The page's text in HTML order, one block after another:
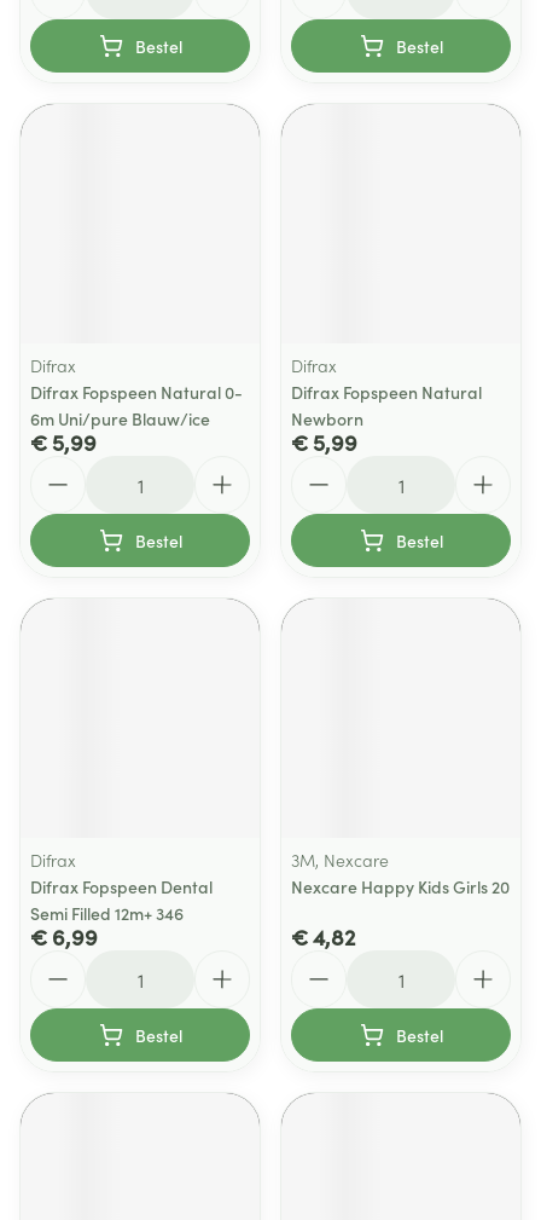
Bestel Bestel
Difrax
Difrax Fopspeen Natural 0-
6m Uni/pure Blauw/ice
€ 5,99
Bestel
Difrax
Difrax Fopspeen Natural
Newborn
€ 5,99
Bestel
Difrax
Difrax Fopspeen Dental
Semi Filled 12m+ 346
€ 6,99
Bestel
3M, Nexcare
Nexcare Happy Kids Girls 20
€ 4,82
Bestel